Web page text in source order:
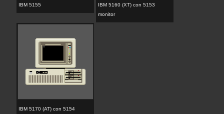
IBM 5155
IBM 5160 (XT) con 5153
monitor
IBM 5170 (AT) con 5154